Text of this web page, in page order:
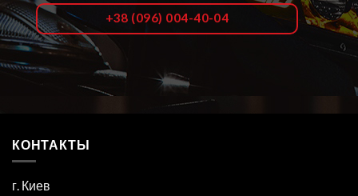
+38 (096) 004-40-04
КОНТАКТЫ
г. Киев